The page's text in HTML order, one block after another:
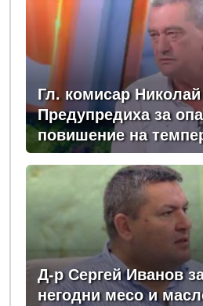
Гл. комисар
Предупредиха за
повишение на
момента сме в
най-опасното време
Д-р Сергей Иванов
негодни месо и